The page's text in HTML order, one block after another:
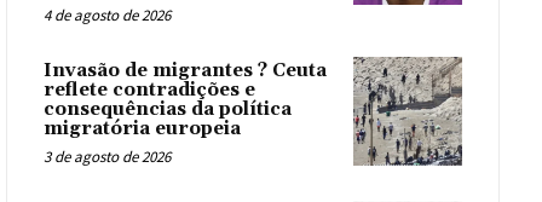
4 de agosto de 2026
Invasão de migrantes ? Ceuta
reflete contradições e
consequências da política
migratória europeia
3 de agosto de 2026